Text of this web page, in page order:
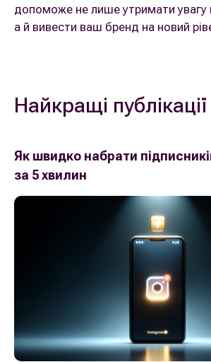
допоможе не лише утримати увагу
а й вивести ваш бренд на новий
Найкращі публікації
Як швидко набрати
за 5 хвилин